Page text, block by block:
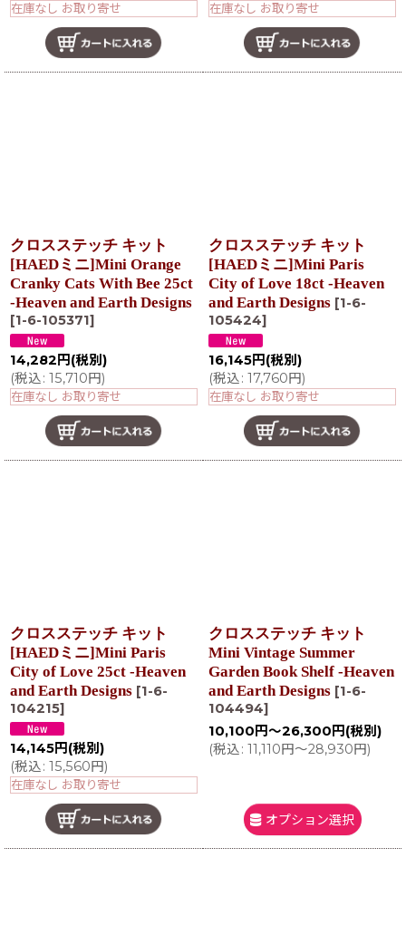
在庫なし お取り寄せ 在庫なし お取り寄せ
クロスステッチ キット
[HAEDミニ]Mini Orange
Cranky Cats With Bee 25ct
-Heaven and Earth Designs
[1-6-105371]
14,282 円 (税別)
(税込: 15,710円)
在庫なし お取り寄せ
クロスステッチ キット
[HAEDミニ]Mini Paris
City of Love 18ct -Heaven
and Earth Designs [1-6-
105424]
16,145円 (税別)
(税込: 17,760円)
在庫なし お取り寄せ
クロスステッチ キット
[HAEDミニ]Mini Paris
City of Love 25ct -Heaven
and Earth Designs [1-6-
104215]
14,145円 (税別)
(税込: 15,560円)
在庫なし お取り寄せ
クロスステッチ キット
Mini Vintage Summer
Garden Book Shelf -Heaven
and Earth Designs [1-6-
104494]
10,100 円～26,300 円 (税別)
(税込: 11,110円～28,930円)
オプション選択